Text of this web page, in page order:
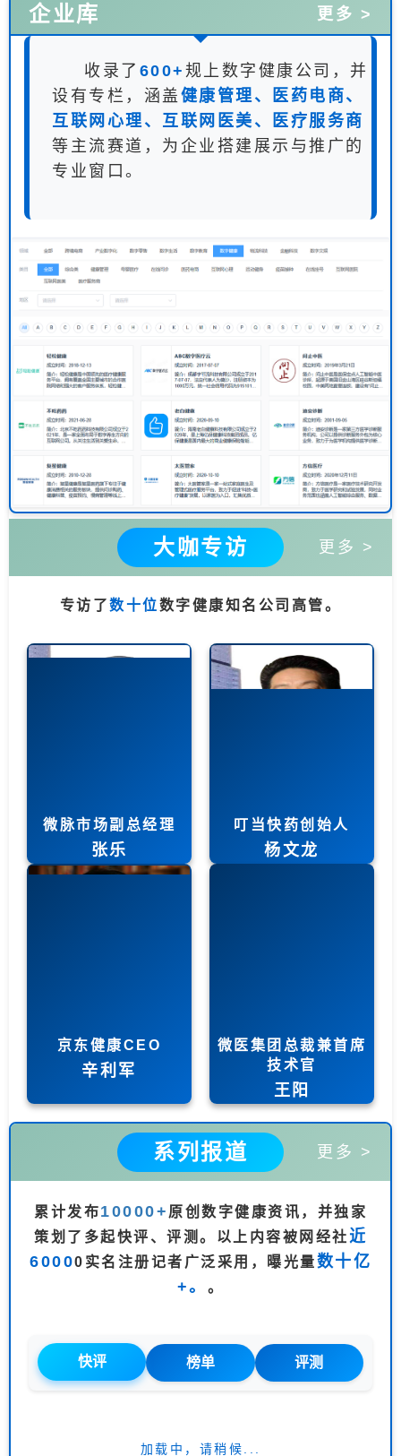
企业库 更多 >
收录了 600+ 规上数字健康公司，并
设有专栏，涵盖 健康管理、医药电商、
互联网心理、互联网医美、医疗服务商
等主流赛道，为企业搭建展示与推广的
专业窗口。
大咖专访 更多 >
专访了数十位数字健康知名公司高管。
微脉市场副总经理
张乐
叮当快药创始人
杨文龙
京东健康CEO
辛利军
微医集团总裁兼首席
技术官
王阳
系列报道 更多 >
累计发布10000+ 原创数字健康资讯，并独家
策划了多起快评、评测。以上内容被网经社近
60000实名注册记者广泛采用，曝光量数十亿
+。
。
快评 榜单 评测
加载中，请稍候...